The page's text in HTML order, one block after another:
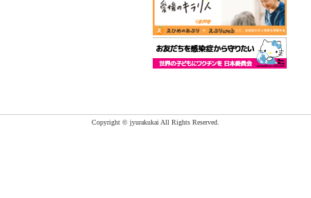
Copyright © jyurakukai All Rights Reserved.